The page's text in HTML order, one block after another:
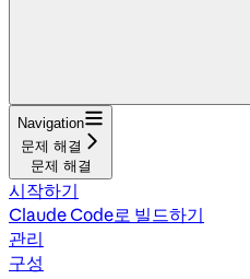
Navigation
문제 해결
문제 해결
시작하기
Claude Code로 빌드하기
관리
구성